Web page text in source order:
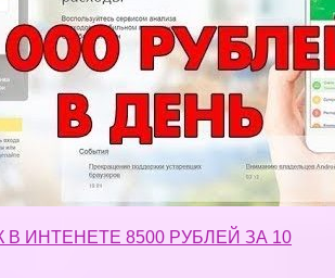
на сайте Banan Cash